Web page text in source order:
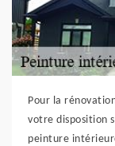
Pour la
votre disposition
peinture